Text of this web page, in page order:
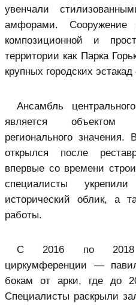
увенчали
амфорами. Сооружение
композиционной и
территории как Парка
крупных городских
Ансамбль
является объектом
регионального
открылся после
впервые со времени
специалисты
исторический облик, а
работы.
С 2016 по 2018
циркумференции —
бокам от арки, где до
Специалисты раскрыли